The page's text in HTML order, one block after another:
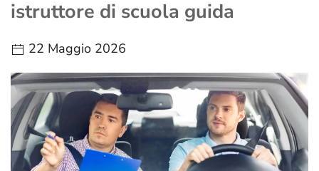
istruttore di scuola guida
22 Maggio 2026